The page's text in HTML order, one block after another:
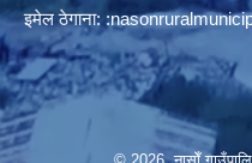
इमेल ठेगाना: